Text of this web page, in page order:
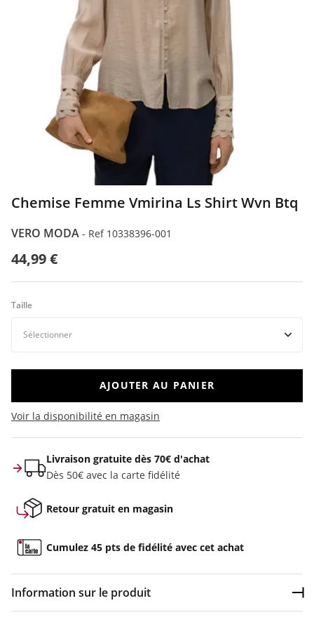
Chemise Femme Vmirina Ls Shirt Wvn Btq
VERO MODA - Ref 10338396-001
44,99 €
Taille
AJOUTER AU PANIER
Voir la disponibilité en magasin
Livraison gratuite dès 70€ d'achat
Dès 50€ avec la carte fidélité
Retour gratuit en magasin
Cumulez 45 pts de fidélité avec cet achat
Information sur le produit